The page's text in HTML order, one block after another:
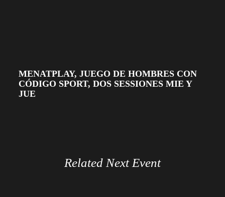
MENATPLAY, JUEGO DE HOMBRES CON
CÓDIGO SPORT, DOS SESSIONES MIE Y
JUE
Related Next Event